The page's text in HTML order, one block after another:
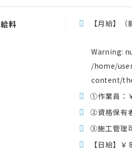
給料 【月給】（
Warning:
/home/
content/
①作業員：
②資格保有
③施工管理
【日給】￥